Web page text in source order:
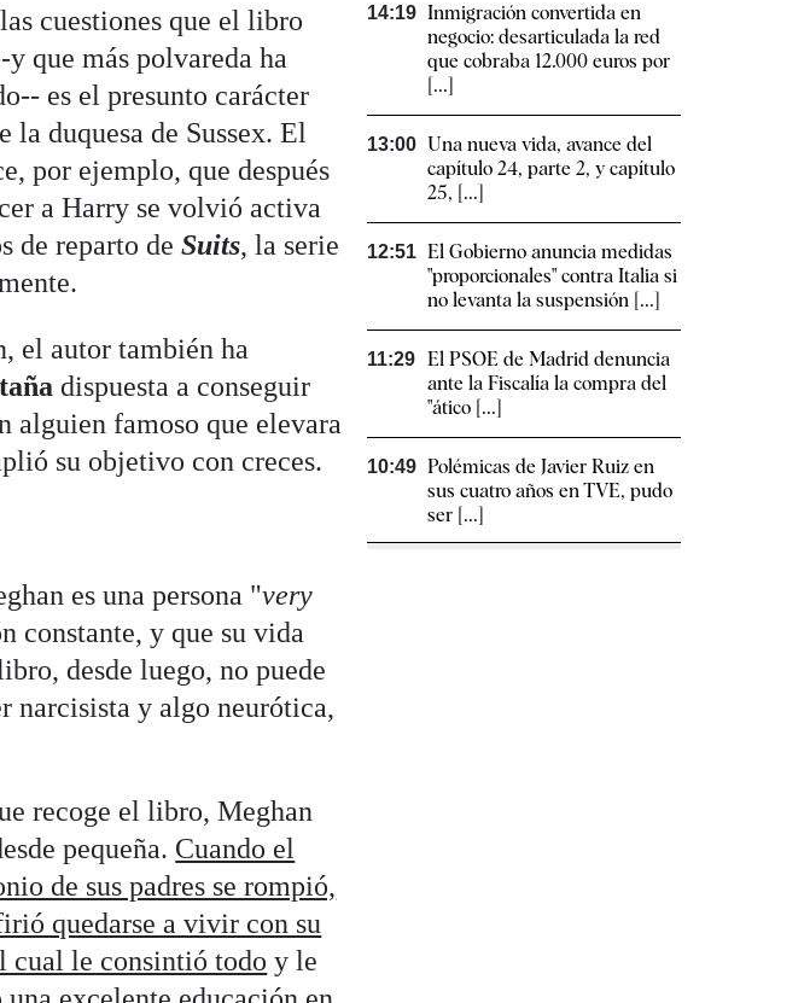
cuestiones que el libro
y que más polvareda ha
es el presunto carácter
la duquesa de Sussex. El
por ejemplo, que después
a Harry se volvió activa
de reparto deSuits, la serie
el autor también ha
dispuesta a conseguir
alguien famoso que elevara
su objetivo con creces.
es una persona "very
constante, y que su vida
desde luego, no puede
narcisista y algo neurótica,
recoge el libro, Meghan
pequeña. Cuando el
de sus padres se rompió,
quedarse a vivir con su
cual le consintió todo y le
14:19 Inmigración convertida en
negocio: desarticulada la red
que cobraba 12.000 euros por
[...]
13:00 Una nueva vida, avance del
capítulo 24, parte 2, y capítulo
25, [...]
12:51 El Gobierno anuncia medidas
"proporcionales" contra Italia si
no levanta la suspensión [...]
11:29 El PSOE de Madrid denuncia
ante la Fiscalía la compra del
"ático [...]
10:49 Polémicas de Javier Ruiz en
sus cuatro años en TVE, pudo
ser [...]